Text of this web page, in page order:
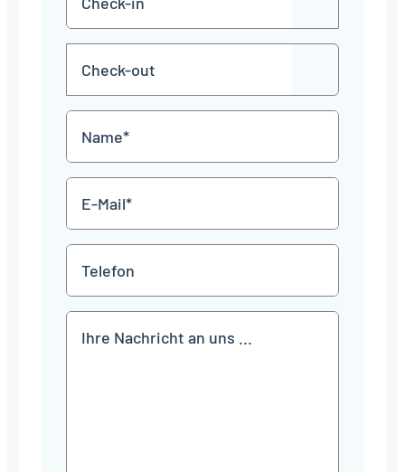
in
TT
Punkt
MM
JJJJ
TT
Punkt
MM
JJJJ
Mail
*